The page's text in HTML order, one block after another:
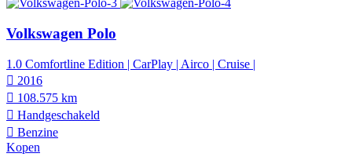
Volkswagen Polo
1.0 Comfortline Edition | CarPlay | Airco | Cruise |
2016
108.575 km
Hand­geschakeld
Benzine
Kopen